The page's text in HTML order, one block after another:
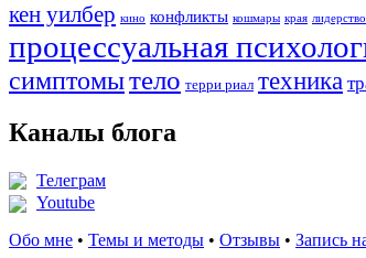
кен уилбер кино конфликты кошмары края лидерство
процессуальная
симптомытело терри риал техника
Каналы блога
Телеграм
Youtube
Обо мне • Темы и методы • Отзывы • Запись